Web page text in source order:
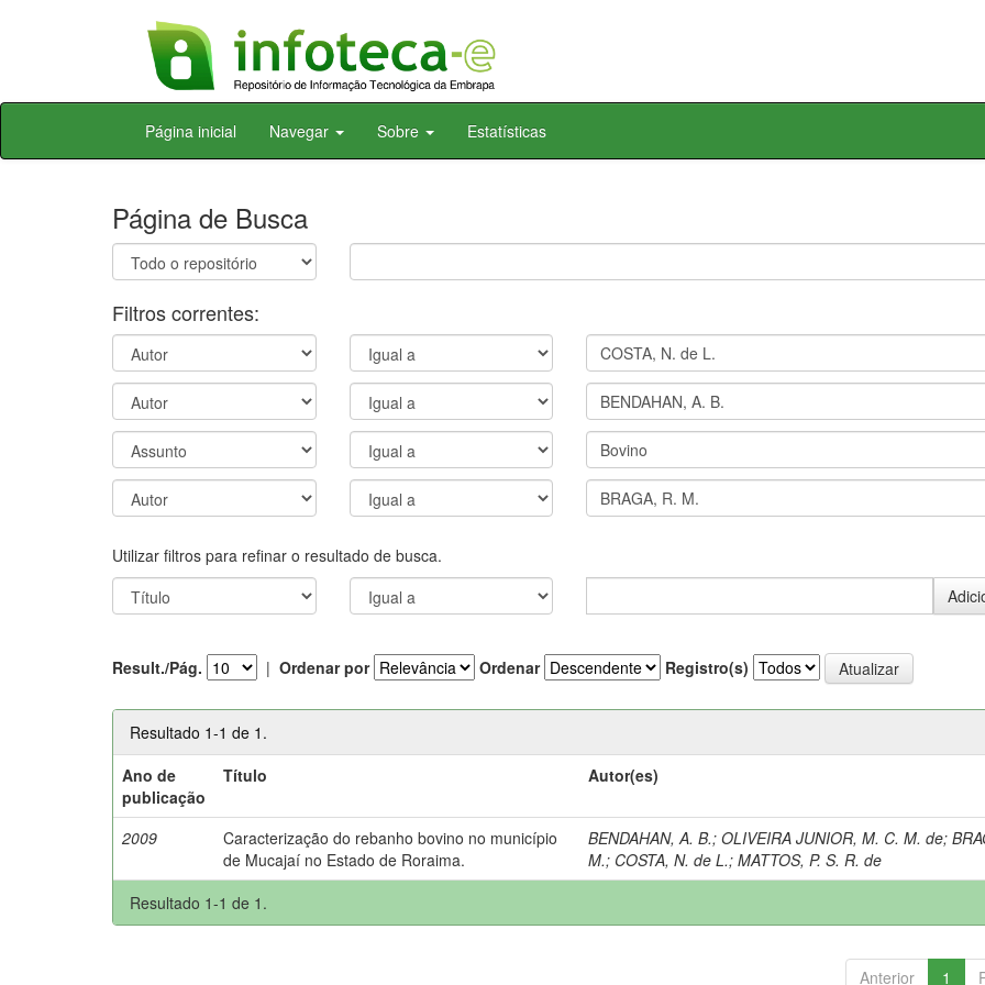
Skip
Página inicial Navegar Sobre Estatísticas
Página de Busca
Filtros correntes:
Utilizar filtros para refinar o resultado de busca.
Result./Pág. | Ordenar por Ordenar Registro(s)
Resultado 1-1 de 1.
Ano de
publicação
Título Autor(es)
2009
Caracterização do rebanho bovino no município
de Mucajaí no Estado de Roraima.
BENDAHAN, A. B.;OLIVEIRA JUNIOR, M. C. M. de;
M.; COSTA, N. de L.;MATTOS, P. S. R. de
Resultado 1-1 de 1.
Anterior 1